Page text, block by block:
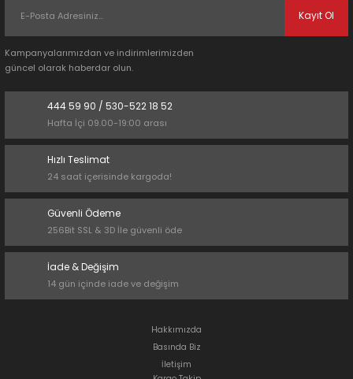
Kayıt Ol
Kampanyalarımızdan ve indirimlerimizden
güncel olarak haberdar olun.
444 59 90 / 530-522 18 52
Hafta İçi 09.00-19:00 arası
Hızlı Teslimat
24 saat içerisinde kargoda!
Güvenli Ödeme
256Bit SSL & 3D İle güvenli öde
İade & Değişim
14 gün içinde iade ve değişim
Hakkımızda
Basında Biz
İletişim